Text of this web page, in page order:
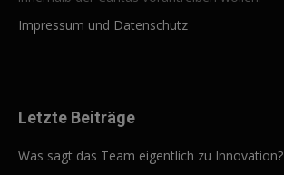
Impressum und Datenschutz
Letzte Beiträge
Was sagt das Team eigentlich zu Innovation?